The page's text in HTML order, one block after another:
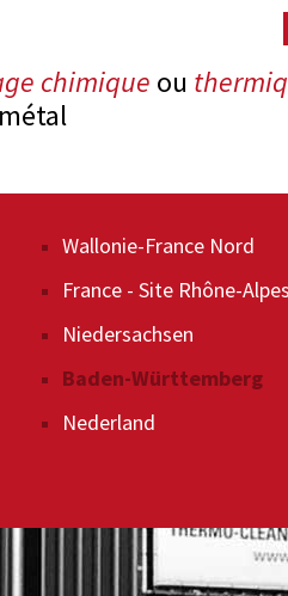
chimique ou
métal
Enlèvement de plastique
Nettoyage d’échangeurs
Décapage de véhicules
Techniques de
Wallonie-France Nord
France - Site Rhône-Alpes
Niedersachsen
Baden-Württemberg
Nederland